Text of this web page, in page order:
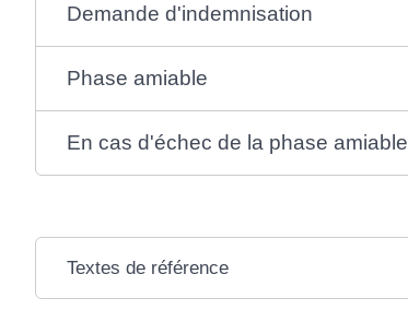
Demande d'indemnisation
Phase amiable
En cas d'échec de la phase amiable
Textes de référence